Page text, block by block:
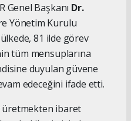
Genel Başkanı Dr.
Yönetim Kurulu
81 ilde görev
tüm mensuplarına
duyulan güvene
edeceğini ifade etti.
üretmekten ibaret